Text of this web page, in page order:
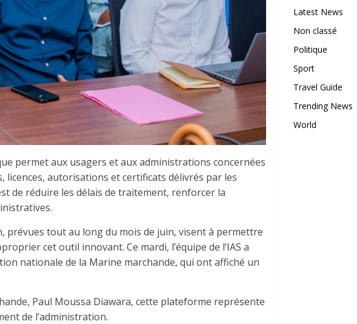
permet aux usagers et aux administrations concernées
licences, autorisations et certificats délivrés par les
de réduire les délais de traitement, renforcer la
prévues tout au long du mois de juin, visent à permettre
cet outil innovant. Ce mardi, l’équipe de l’IAS a
nationale de la Marine marchande, qui ont affiché un
Paul Moussa Diawara, cette plateforme représente
de l’administration.
Latest News
Non classé
Politique
Sport
Travel Guide
Trending News
World